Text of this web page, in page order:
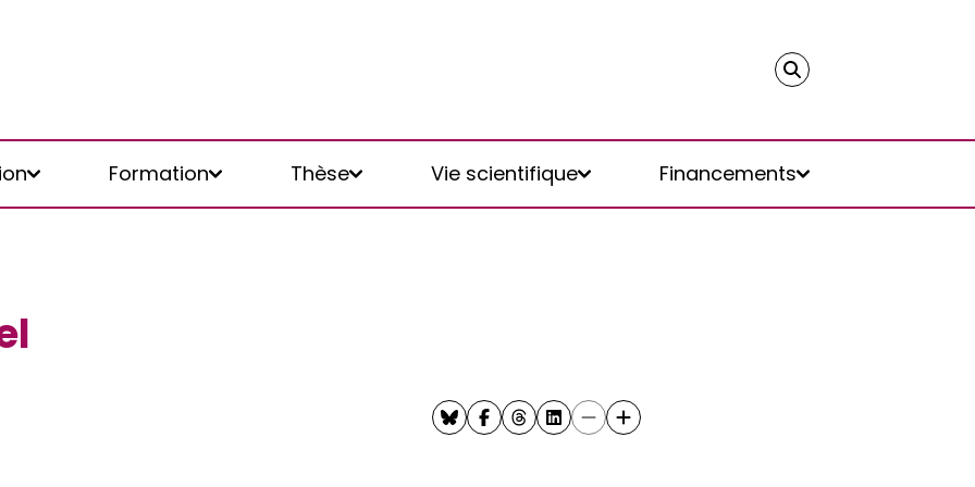
Formation Thèse Vie scientifique Financements